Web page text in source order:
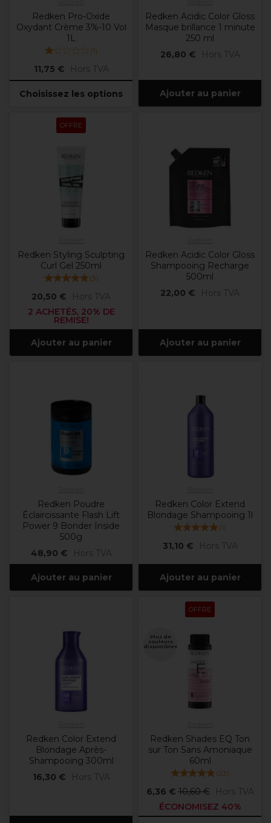
Redken Pro-Oxide
Oxydant Crème 3%-10 Vol
1L
(1)
11,75 € Hors TVA
Choisissez les options
Redken Acidic Color Gloss
Masque brillance 1 minute
250 ml
26,80 €
Hors TVA
Ajouter au panier
OFFRE
Redken Styling Sculpting
Curl Gel 250ml
(3)
20,50 €
Hors TVA
2 ACHETÉS, 20% DE
REMISE!
Ajouter au panier
Redken Acidic Color Gloss
Shampooing Recharge
500ml
22,00 €
Hors TVA
Ajouter au panier
Redken Poudre
Éclaircissante Flash Lift
Power 9 Bonder Inside
500g
48,90 €
Hors TVA
Ajouter au panier
Redken Color Extend
Blondage Shampooing 1l
(1)
31,10 € Hors TVA
Ajouter au panier
Redken Color Extend
Blondage Après-
Shampooing 300ml
16,30 €
Hors TVA
OFFRE
Plus de
couleurs
disponibles
Redken Shades EQ Ton
sur Ton Sans Amoniaque
60ml
(23)
6,36 € 10,60 €
Hors TVA
ÉCONOMISEZ 40%